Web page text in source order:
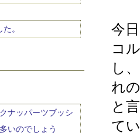
。
ナッパーツブッシ
いのでしょう
今
コ
し
れ
と
て